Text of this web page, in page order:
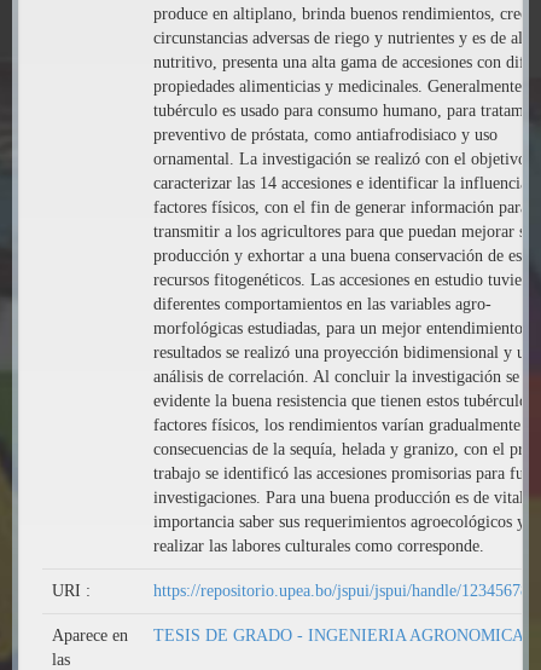
produce en altiplano, brinda buenos rendimientos, crece
circunstancias adversas de riego y nutrientes y es de
nutritivo, presenta una alta gama de accesiones con
propiedades alimenticias y medicinales. Generalmente,
tubérculo es usado para consumo humano, para
preventivo de próstata, como antiafrodisiaco y uso
ornamental. La investigación se realizó con el objetivo
caracterizar las 14 accesiones e identificar la influencia
factores físicos, con el fin de generar información para
transmitir a los agricultores para que puedan mejorar su
producción y exhortar a una buena conservación de estos
recursos fitogenéticos. Las accesiones en estudio
diferentes comportamientos en las variables agro-
morfológicas estudiadas, para un mejor entendimiento
resultados se realizó una proyección bidimensional y un
análisis de correlación. Al concluir la investigación se es
evidente la buena resistencia que tienen estos tubérculos
factores físicos, los rendimientos varían gradualmente
consecuencias de la sequía, helada y granizo, con el
trabajo se identificó las accesiones promisorias para
investigaciones. Para una buena producción es de vital
importancia saber sus requerimientos agroecológicos y
realizar las labores culturales como corresponde.
URI : https://repositorio.upea.bo/jspui/jspui/handle/
Aparece en
las
TESIS DE GRADO - INGENIERIA AGRONOMICA